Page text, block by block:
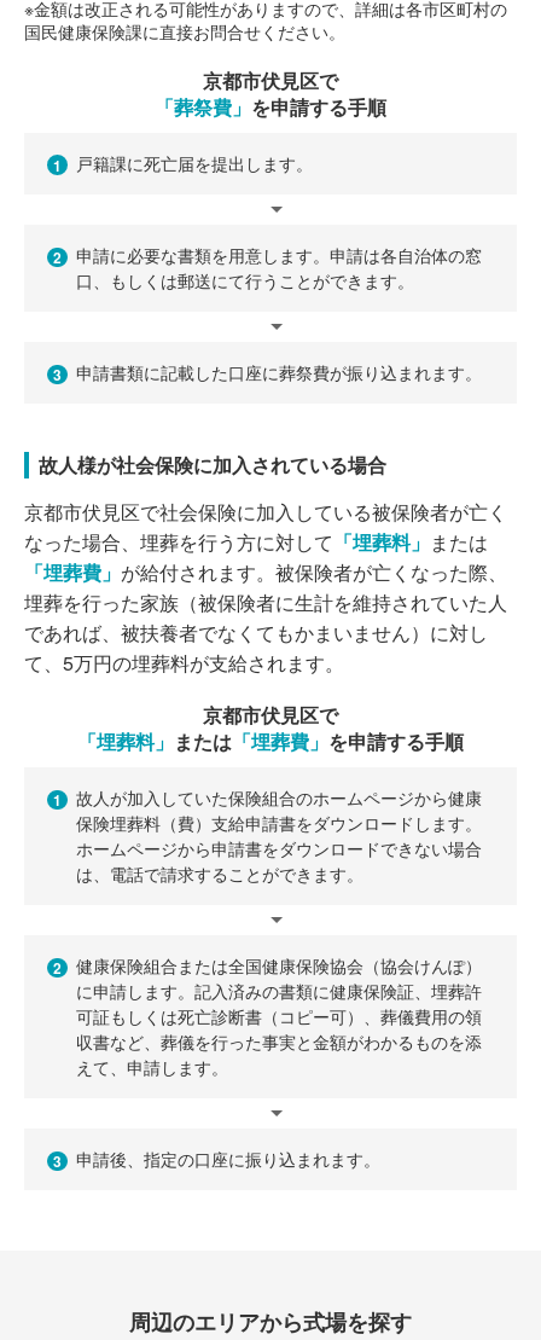
※金額は改正される可能性がありますので、詳細は各市区町村の
国民健康保険課に直接お問合せください。
京都市伏見区で
「葬祭費」 を申請する手順
1 戸籍課に死亡届を提出します。
2
申請に必要な書類を用意します。申請は各自治体の窓
口、もしくは郵送にて行うことができます。
3 申請書類に記載した口座に葬祭費が振り込まれます。
故人様が社会保険に加入されている場合
京都市伏見区で社会保険に加入している被保険者が亡く
なった場合、埋葬を行う方に対して 「埋葬料」 または
「埋葬費」 が給付されます。被保険者が亡くなった際、
埋葬を行った家族（被保険者に生計を維持されていた人
であれば、被扶養者でなくてもかまいません）に対し
て、5万円の埋葬料が支給されます。
京都市伏見区で
「埋葬料」 または 「埋葬費」 を申請する手順
1
故人が加入していた保険組合のホームページから健康
保険埋葬料（費）支給申請書をダウンロードします。
ホームページから申請書をダウンロードできない場合
は、電話で請求することができます。
2
健康保険組合または全国健康保険協会（協会けんぽ）
に申請します。記入済みの書類に健康保険証、埋葬許
可証もしくは死亡診断書（コピー可）、葬儀費用の領
収書など、葬儀を行った事実と金額がわかるものを添
えて、申請します。
3 申請後、指定の口座に振り込まれます。
周辺のエリアから式場を探す